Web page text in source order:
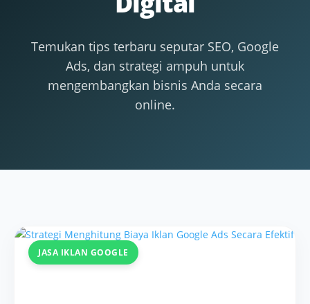
Temukan tips terbaru seputar SEO, Google
Ads, dan strategi ampuh untuk
mengembangkan bisnis Anda secara
online.
JASA IKLAN GOOGLE